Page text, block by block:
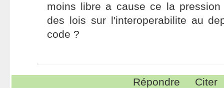
moins libre a cause ce la
des lois sur l'interoperabilite au
code ?
Répondre Citer